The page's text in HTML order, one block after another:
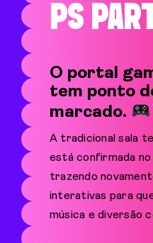
PS
O portal
tem ponto
marcado.
A tradicional sala
está confirmada
trazendo
interativas para
música e diversão